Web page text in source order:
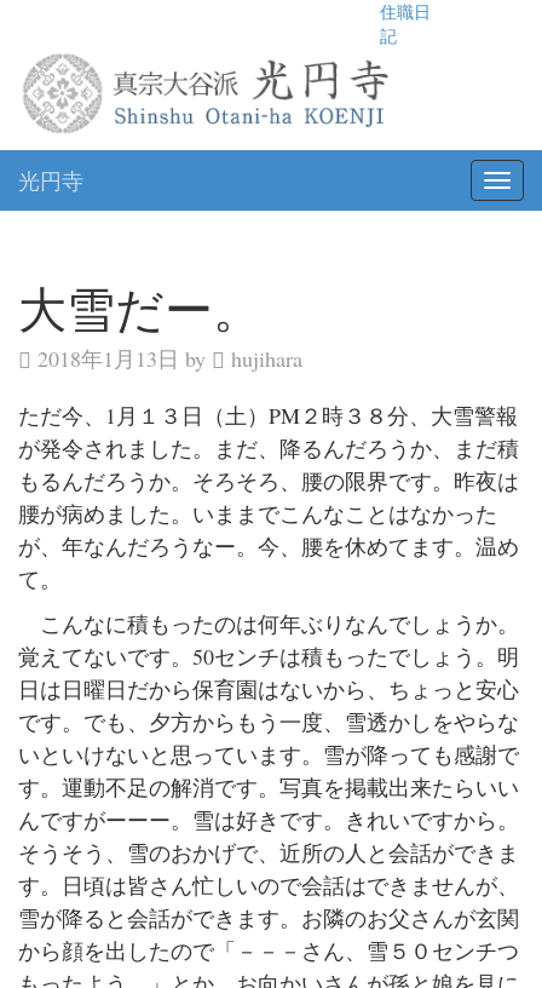
住職日
記
光円寺
大雪だー。
2018年1月13日 by
hujihara
ただ今、1月１３日（土）PM２時３８分、大雪警報
が発令されました。まだ、降るんだろうか、まだ積
もるんだろうか。そろそろ、腰の限界です。昨夜は
腰が病めました。いままでこんなことはなかった
が、年なんだろうなー。今、腰を休めてます。温め
て。
こんなに積もったのは何年ぶりなんでしょうか。
覚えてないです。50センチは積もったでしょう。明
日は日曜日だから保育園はないから、ちょっと安心
です。でも、夕方からもう一度、雪透かしをやらな
いといけないと思っています。雪が降っても感謝で
す。運動不足の解消です。写真を掲載出来たらいい
んですがーーー。雪は好きです。きれいですから。
そうそう、雪のおかげで、近所の人と会話ができま
す。日頃は皆さん忙しいので会話はできませんが、
雪が降ると会話ができます。お隣のお父さんが玄関
から顔を出したので「－－－さん、雪５０センチつ